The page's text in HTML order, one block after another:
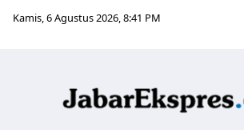
Kamis, 6 Agustus 2026, 8:41 PM